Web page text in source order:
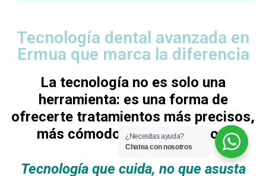
Tecnología dental avanzada en
Ermua que marca la diferencia
La tecnología no es solo una
herramienta: es una forma de
ofrecerte tratamientos más precisos,
más cómodos y más seguros.
Tecnología que cuida, no que asusta
¿Necesitas ayuda?
Chatea con nosotros